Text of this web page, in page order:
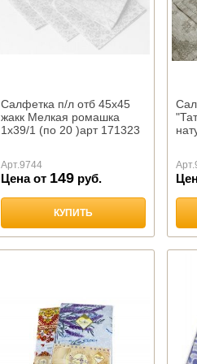
Салфетка п/л отб 45х45
жакк Мелкая ромашка
1х39/1 (по 20 )арт 171323
Арт.9744
Цена от 149 руб.
КУПИТЬ
Арт.